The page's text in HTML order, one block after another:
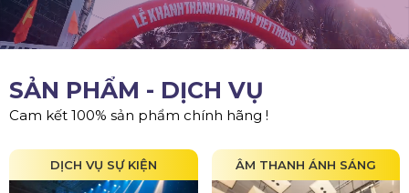
SẢN PHẨM - DỊCH VỤ
Cam kết 100% sản phẩm chính hãng !
DỊCH VỤ SỰ KIỆN ÂM THANH ÁNH SÁNG